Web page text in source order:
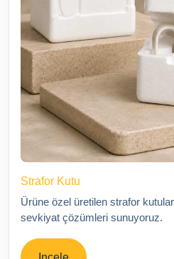
Strafor Kutu
Ürüne özel üretilen strafor
sevkiyat çözümleri sunuyoruz.